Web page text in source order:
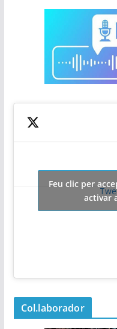
Feu clic per
activar
Col.laborador